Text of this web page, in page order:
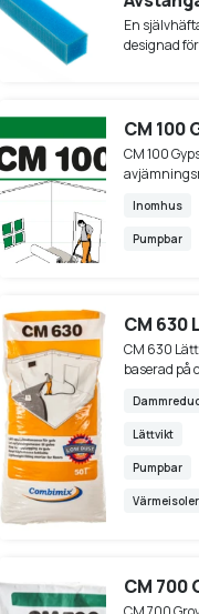
Slitstark
Snabbhärdande
Synlig Avjämningsmassa
En
designad
CM 100
CM 100
Inomhus
Pumpbar
CM 630
CM 630
baserad på
Lättvikt
Pumpbar
CM 700